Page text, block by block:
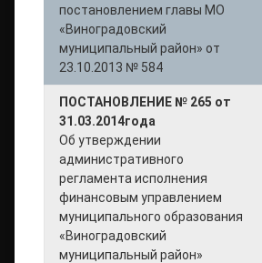
постановлением главы МО
«Виноградовский
муниципальный район» от
23.10.2013 № 584
ПОСТАНОВЛЕНИЕ № 265 от
31.03.2014года
Об утверждении
административного
регламента исполнения
финансовым управлением
муниципального образования
«Виноградовский
муниципальный район»